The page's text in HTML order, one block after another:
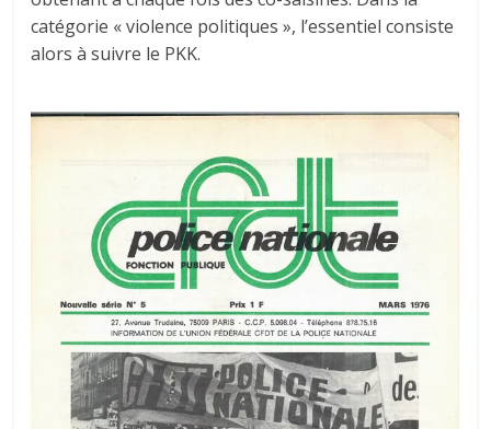
catégorie « violence politiques », l’essentiel consiste
alors à suivre le PKK.